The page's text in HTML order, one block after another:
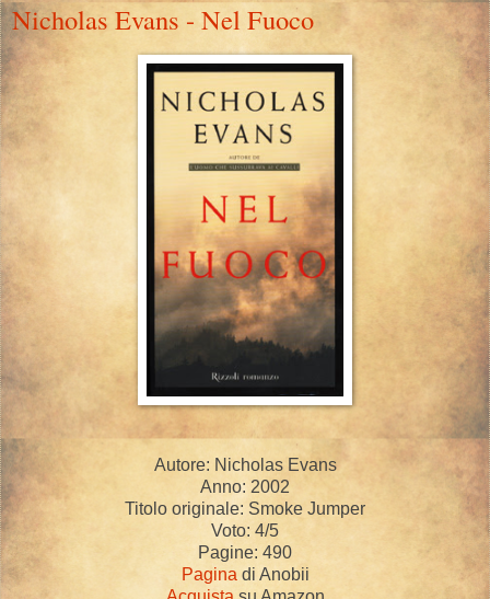
Nicholas Evans - Nel Fuoco
Autore: Nicholas Evans
Anno: 2002
Titolo originale: Smoke Jumper
Voto: 4/5
Pagine: 490
Pagina di Anobii